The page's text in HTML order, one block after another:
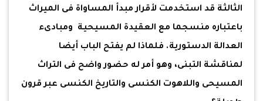
الثالثة قد استخدمت لأقرار مبدأ المساواة فى الميراث
باعتباره منسجما مع العقيدة المسيحية ومبادىء
العدالة الدستورية. فلماذا لم يفتح الباب أيضا
لمناقشة التبنى، وهو أمر له حضور واضح فى التراث
المسيحى واللاهوت الكنسى والتاريخ الكنسى عبر قرون